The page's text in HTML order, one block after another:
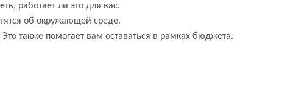
работает ли это для вас.
об окружающей среде.
также помогает вам оставаться в рамках бюджета.